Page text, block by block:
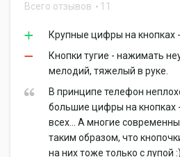
Всего отзывов 11
Крупные цифры на кнопках -
Кнопки тугие - нажимать
мелодий, тяжелый в руке.
В принципе телефон
большие цифры на кнопках
всех... А многие
таким образом, что
на них тоже только с лупой